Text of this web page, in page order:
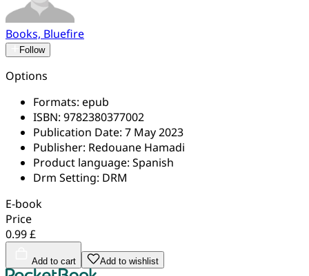
Books, Bluefire
Follow
Options
Formats: epub
ISBN: 9782380377002
Publication Date: 7 May 2023
Publisher: Redouane Hamadi
Product language: Spanish
Drm Setting: DRM
E-book
Price
0.99 £
Add to cart Add to wishlist